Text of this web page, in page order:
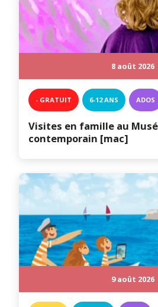
8 août 2026
- GRATUIT 6-12 ANS ADOS
Visites en famille au
contemporain [mac]
9 août 2026